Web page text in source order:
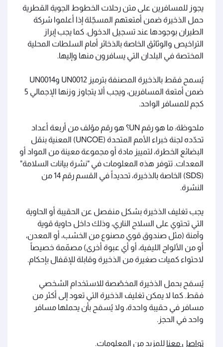
يجوز للمسافرين على متن رحلات الخطوط الجوية القطرية
حمل الذخيرة ضمن أمتعتهم المسجّلة إذا أعلموا شركة
الطيران بوجودها عند تسجيل الدخول. كما يجب إبراز
التراخيص والوثائق الخاصة بالذخائر أمام السلطات المحلية
المختصة في البلدان التي يسافرون منها وإليها.
يُسمح فقط بالذخيرة المصنفة بترميز UN0012 وUN0014
ضمن أمتعة المسافرين، ويجب ألا يتجاوز وزنها الإجمالي 5
كجم للمسافر الواحد.
ملحوظة: ما هو رقم UN؟ هو رقم مؤلف من أربعة أعداد
تحدّده لجنة خبراء الأمم المتحدة (UNCOE) المعنية بنقل
البضائع الخطرة، لتمييز مادة أو مجموعة معينة من المواد أو
المعدات. تتوفر هذه المعلومات في "نشرة بيانات السلامة"
(SDS) الخاصة بالذخيرة، تحديداً في القسم رقم 14 من
النشرة.
يجب تغليف الذخيرة بشكل منفصل عن الحقيبة أو الحاوية
التي تحتوي على السلاح الناري، وذلك داخل حاوية قوية
وآمنة (مثل صندوق قوي مصنوع من الخشب، أو المعدن،
أو من الألواح الليفية، أو أي عبوة أخرى) مصمّمة خصيصاً
لاحتواء كميات صغيرة من الذخيرة وقابلة للإقفال بإحكام.
يُسمَح بحمل الذخيرة المخصّصة للاستخدام الشخصي
فقط. كما لا يمكن تغليف الذخيرة التي تعود إلى أكثر من
مسافر في حقيبة واحدة، ولا يُسمَح بأن يحملها مسافر
واحد في الحجز.
تواصل معنا للمزيد من المعلومات.